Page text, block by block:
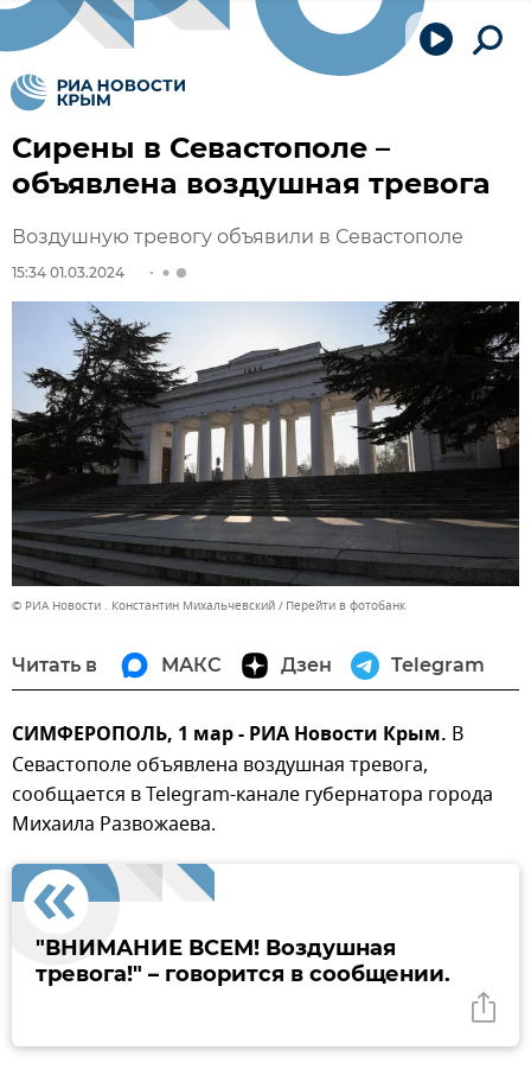
Сирены в Севастополе –
объявлена воздушная тревога
Воздушную тревогу объявили в Севастополе
15:34 01.03.2024
© РИА Новости . Константин Михальчевский Перейти в фотобанк
Читать в МАКС Дзен Telegram
СИМФЕРОПОЛЬ, 1 мар - РИА Новости Крым. В
Севастополе объявлена воздушная тревога,
сообщается в Telegram-канале губернатора города
Михаила Развожаева.
"ВНИМАНИЕ ВСЕМ! Воздушная
тревога!" – говорится в сообщении.